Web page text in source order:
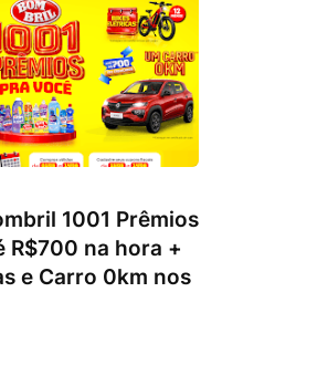
1001 Prêmios
R$700 na hora +
e Carro 0km nos